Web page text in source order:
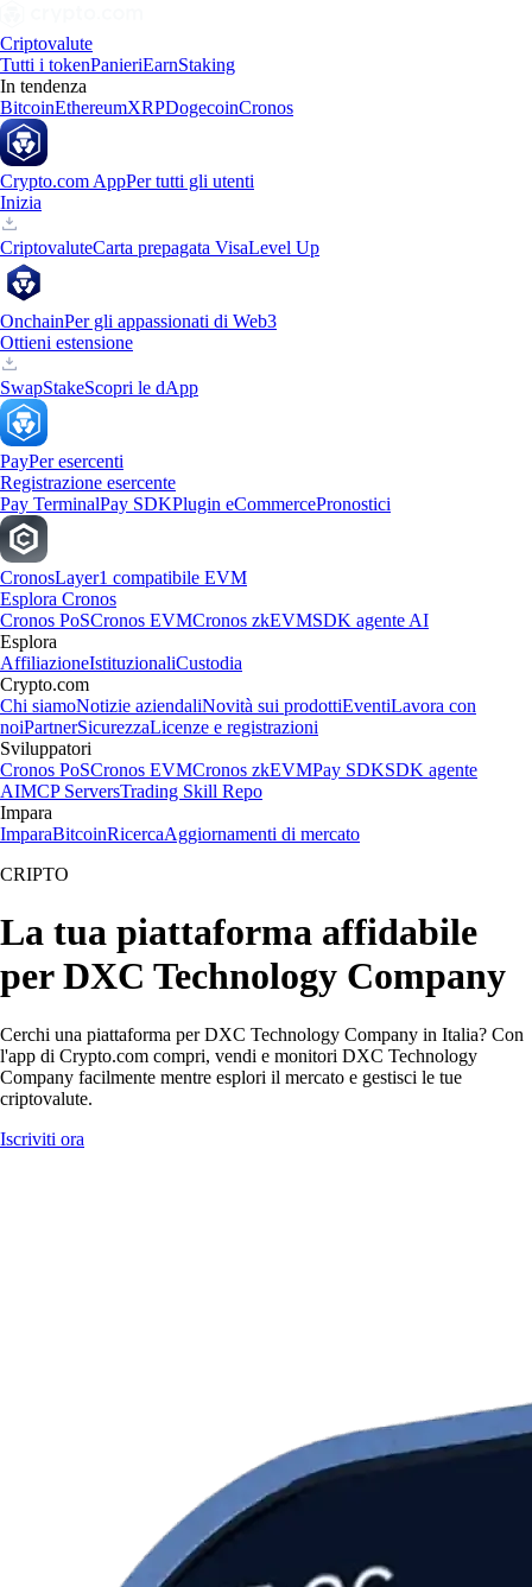
Criptovalute
Tutti i tokenPanieriEarnStaking
In tendenza
BitcoinEthereumXRPDogecoinCronos
Crypto.com AppPer tutti gli utenti
Inizia
CriptovaluteCarta prepagata VisaLevel Up
OnchainPer gli appassionati di Web3
Ottieni estensione
SwapStakeScopri le dApp
PayPer esercenti
Registrazione esercente
Pay TerminalPay SDKPlugin eCommercePronostici
CronosLayer1 compatibile EVM
Esplora Cronos
Cronos PoSCronos EVMCronos zkEVMSDK agente AI
Esplora
AffiliazioneIstituzionaliCustodia
Crypto.com
Chi siamoNotizie aziendaliNovità sui prodottiEventiLavora con
noiPartnerSicurezzaLicenze e registrazioni
Sviluppatori
Cronos PoSCronos EVMCronos zkEVMPay SDKSDK agente
AIMCP ServersTrading Skill Repo
Impara
ImparaBitcoinRicercaAggiornamenti di mercato
CRIPTO
La tua piattaforma affidabile
per DXC Technology Company
Cerchi una piattaforma per DXC Technology Company in Italia? Con
l'app di Crypto.com compri, vendi e monitori DXC Technology
Company facilmente mentre esplori il mercato e gestisci le tue
criptovalute.
Iscriviti ora